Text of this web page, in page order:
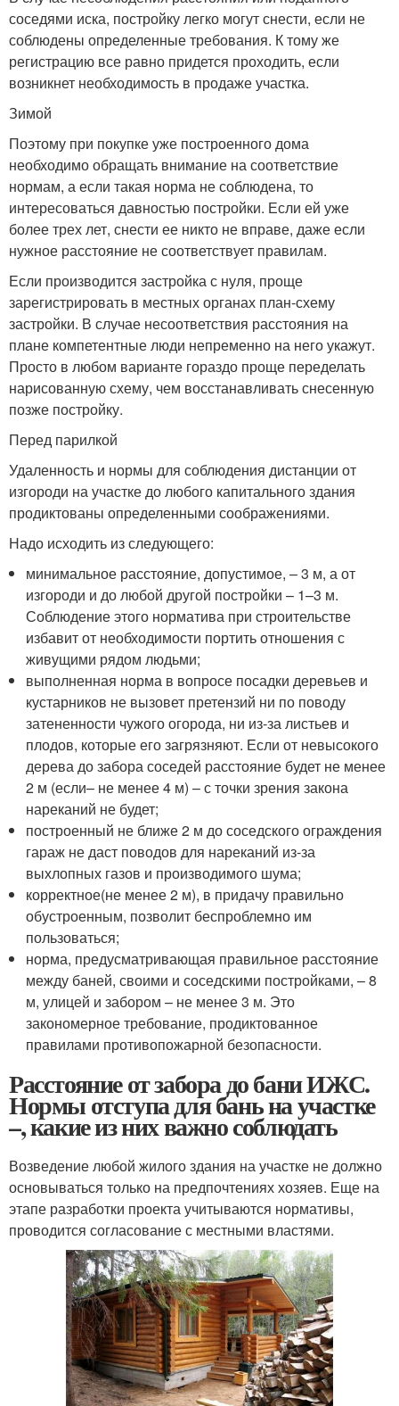
соседями иска, постройку легко могут снести, если не
соблюдены определенные требования. К тому же
регистрацию все равно придется проходить, если
возникнет необходимость в продаже участка.
Зимой
Поэтому при покупке уже построенного дома
необходимо обращать внимание на соответствие
нормам, а если такая норма не соблюдена, то
интересоваться давностью постройки. Если ей уже
более трех лет, снести ее никто не вправе, даже если
нужное расстояние не соответствует правилам.
Если производится застройка с нуля, проще
зарегистрировать в местных органах план-схему
застройки. В случае несоответствия расстояния на
плане компетентные люди непременно на него укажут.
Просто в любом варианте гораздо проще переделать
нарисованную схему, чем восстанавливать снесенную
позже постройку.
Перед парилкой
Удаленность и нормы для соблюдения дистанции от
изгороди на участке до любого капитального здания
продиктованы определенными соображениями.
Надо исходить из следующего:
минимальное расстояние, допустимое, – 3 м, а от
изгороди и до любой другой постройки – 1–3 м.
Соблюдение этого норматива при строительстве
избавит от необходимости портить отношения с
живущими рядом людьми;
выполненная норма в вопросе посадки деревьев и
кустарников не вызовет претензий ни по поводу
затененности чужого огорода, ни из-за листьев и
плодов, которые его загрязняют. Если от невысокого
дерева до забора соседей расстояние будет не менее
2 м (если– не менее 4 м) – с точки зрения закона
нареканий не будет;
построенный не ближе 2 м до соседского ограждения
гараж не даст поводов для нареканий из-за
выхлопных газов и производимого шума;
корректное(не менее 2 м), в придачу правильно
обустроенным, позволит беспроблемно им
пользоваться;
норма, предусматривающая правильное расстояние
между баней, своими и соседскими постройками, – 8
м, улицей и забором – не менее 3 м. Это
закономерное требование, продиктованное
правилами противопожарной безопасности.
Расстояние от забора до бани ИЖС.
Нормы отступа для бань на участке
–, какие из них важно соблюдать
Возведение любой жилого здания на участке не должно
основываться только на предпочтениях хозяев. Еще на
этапе разработки проекта учитываются нормативы,
проводится согласование с местными властями.